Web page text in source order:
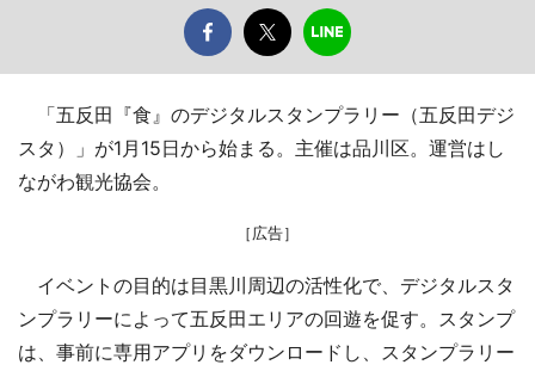
「五反田『食』のデジタルスタンプラリー（五反田デジ
スタ）」が1月15日から始まる。主催は品川区。運営はし
ながわ観光協会。
［広告］
イベントの目的は目黒川周辺の活性化で、デジタルスタ
ンプラリーによって五反田エリアの回遊を促す。スタンプ
は、事前に専用アプリをダウンロードし、スタンプラリー